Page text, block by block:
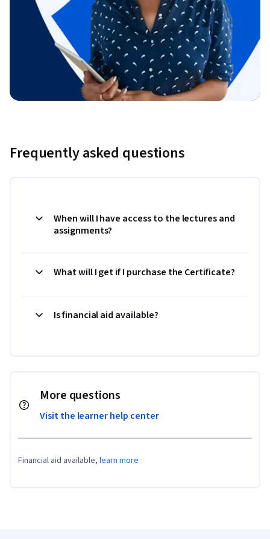
Frequently asked questions
When will I have access to the lectures and
assignments?
What will I get if I purchase the Certificate?
Is financial aid available?
More questions
Visit the learner help center
Financial aid available, learn more